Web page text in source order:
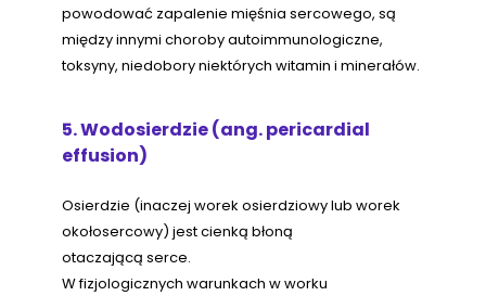
powodować zapalenie mięśnia sercowego, są
między innymi choroby autoimmunologiczne,
toksyny, niedobory niektórych witamin i minerałów.
5. Wodosierdzie (ang. pericardial
effusion)
Osierdzie (inaczej worek osierdziowy lub worek
okołosercowy) jest cienką błoną
otaczającą serce.
W fizjologicznych warunkach w worku